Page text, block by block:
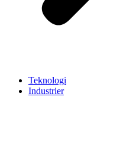
Teknologi
Industrier